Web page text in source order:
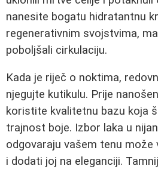
nanesite bogatu hidratantnu
regenerativnim svojstvima,
poboljšali cirkulaciju.
Kada je riječ o noktima,
njegujte kutikulu. Prije
koristite kvalitetnu bazu koja
trajnost boje. Izbor laka u
odgovaraju vašem tenu može
i dodati joj na eleganciji.